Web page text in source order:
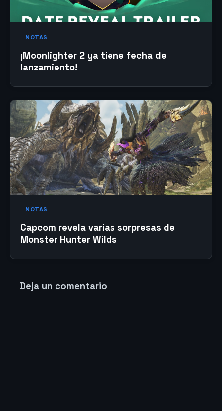
NOTAS
¡Moonlighter 2 ya tiene fecha de
lanzamiento!
NOTAS
Capcom revela varias sorpresas de
Monster Hunter Wilds
Deja un comentario